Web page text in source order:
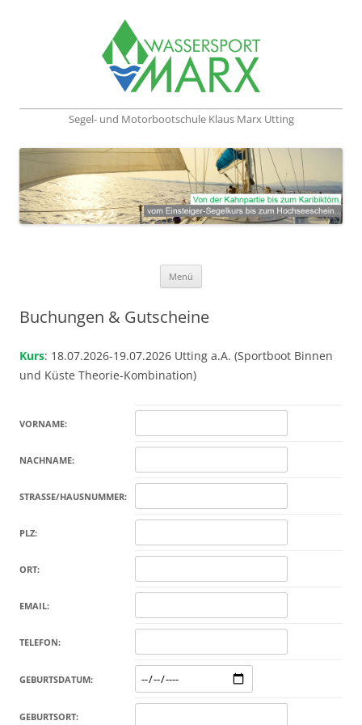
Segel- und Motorbootschule Klaus Marx Utting
Menü
Buchungen & Gutscheine
Kurs: 18.07.2026-19.07.2026 Utting a.A. (Sportboot Binnen
und Küste Theorie-Kombination)
VORNAME:
NACHNAME:
STRASSE/HAUSNUMMER:
PLZ:
ORT:
EMAIL:
TELEFON:
GEBURTSDATUM:
GEBURTSORT: